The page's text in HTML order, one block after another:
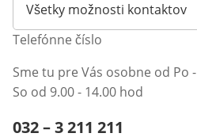
Všetky možnosti kontaktov
Telefónne číslo
Sme tu pre Vás osobne od Po
So od 9.00 - 14.00 hod
Telefónne číslo:
032 – 3 211 211